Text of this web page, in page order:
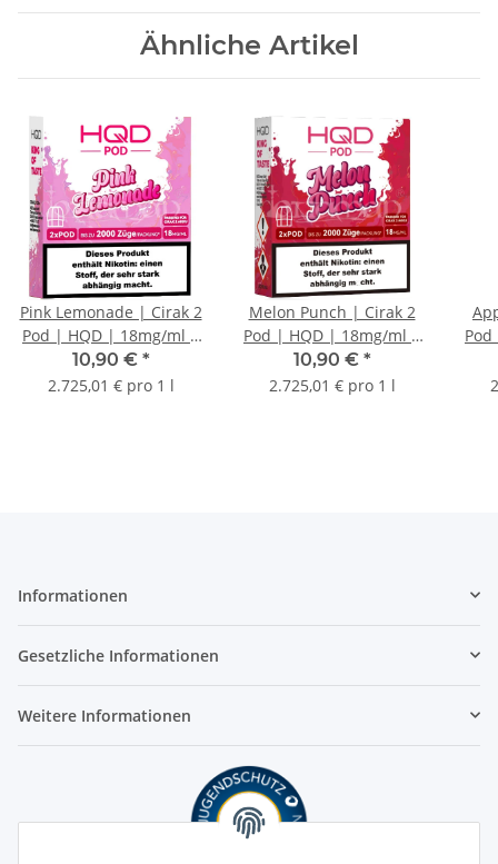
Ähnliche Artikel
Pink Lemonade | Cirak 2
Pod | HQD | 18mg/ml |
2 Stk.
10,90 € *
2.725,01 € pro 1 l
Melon Punch | Cirak 2
Pod | HQD | 18mg/ml |
2 Stk.
10,90 € *
2.725,01 € pro 1 l
Informationen
Gesetzliche Informationen
Weitere Informationen